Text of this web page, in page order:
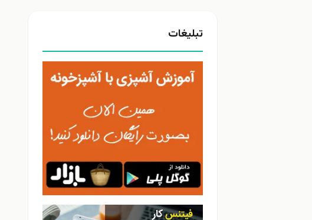
تبلیغات